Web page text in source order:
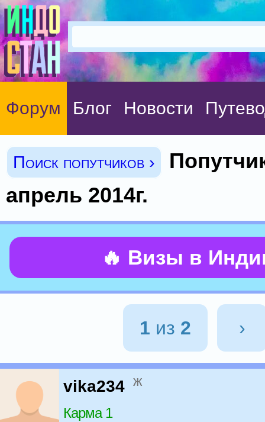
Форум Блог Новости
Поиск попутчиков ›
апрель 2014г.
🔥 Визы в
1 из 2 ›
vika234 ж
Карма 1